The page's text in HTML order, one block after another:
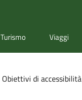
Turismo Viaggi
Obiettivi di accessibilità